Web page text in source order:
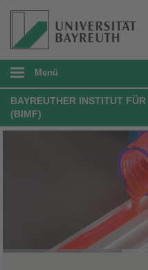
Menü
BAYREUTHER INSTITUT
(BIMF)